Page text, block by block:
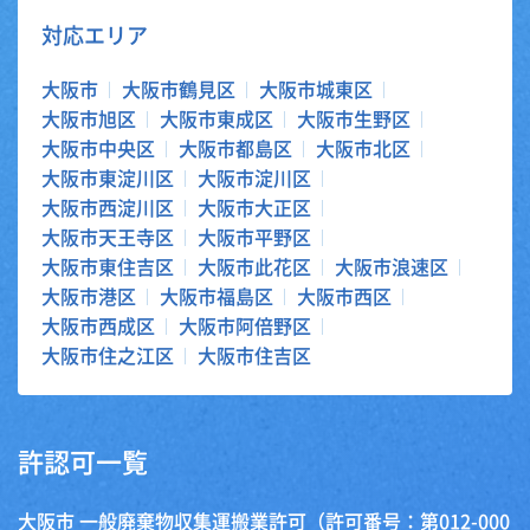
対応エリア
大阪市 大阪市鶴見区
大阪市城東区
大阪市旭区
大阪市東成区
大阪市生野区
大阪市中央区
大阪市都島区
大阪市北区
大阪市東淀川区
大阪市淀川区
大阪市西淀川区
大阪市大正区
大阪市天王寺区
大阪市平野区
大阪市東住吉区
大阪市此花区
大阪市浪速区
大阪市港区
大阪市福島区
大阪市西区
大阪市西成区
大阪市阿倍野区
大阪市住之江区
大阪市住吉区
許認可一覧
大阪市 一般廃棄物収集運搬業許可（許可番号：第012-000